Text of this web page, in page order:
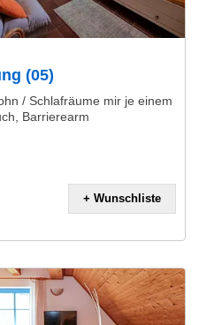
(05)
/ Schlafräume mir je einem
Barrierearm
+ Wunschliste